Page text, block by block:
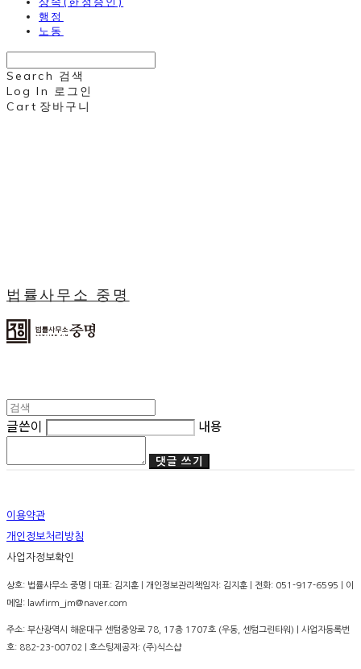
행정
노동
Search 검색
Log In 로그인
Cart 장바구니
법률사무소 중명
글쓴이 내용
댓글 쓰기
이용약관
개인정보처리방침
사업자정보확인
상호: 법률사무소 중명 | 대표: 김지훈 | 개인정보관리책임자: 김지훈 | 전화: 051-917-6595 | 이
메일: lawfirm_jm@naver.com
주소: 부산광역시 해운대구 센텀중앙로 78, 17층 1707호 (우동, 센텀그린타워) | 사업자등록번
호: 882-23-00702 | 호스팅제공자: (주)식스샵